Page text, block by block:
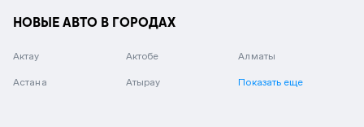
НОВЫЕ АВТО В ГОРОДАХ
Актау Актобе Алматы
Астана Атырау Показать еще